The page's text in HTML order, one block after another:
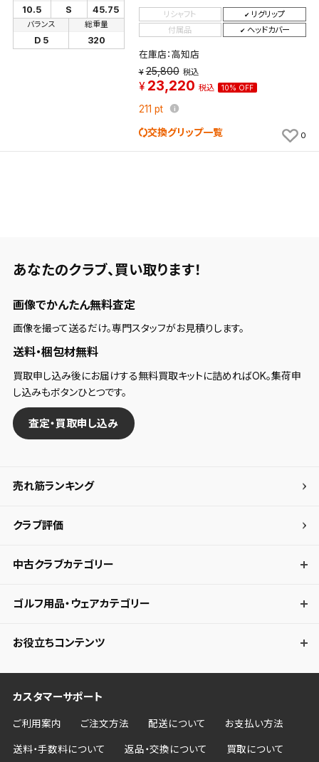
10.5 S 45.75
バランス
D 5
総重量
320
リシャフト
リグリップ
付属品
ヘッドカバー
在庫店：高知店
25,800 税込
23,220 税込 10% OFF
211 pt
交換グリップ一覧 0
あなたのクラブ、 買い取ります！
画像でかんたん無料査定
画像を撮って送るだけ。専門スタッフがお見積りします。
送料・梱包材無料
買取申し込み後にお届けする無料買取キットに詰めればOK。集荷申
し込みもボタンひとつです。
査定・買取申し込み
売れ筋ランキング
クラブ評価
中古クラブカテゴリー
ゴルフ用品・ウェアカテゴリー
お役立ちコンテンツ
カスタマーサポート
ご利用案内 ご注文方法 配送について お支払い方法
送料・手数料について 返品・交換について 買取について